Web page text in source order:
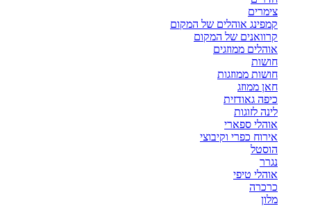
צימרים
קמפינג אוהלים של המקום
קרוואנים של המקום
אוהלים ממוזגים
חושות
חושות ממוזגות
חאן ממוזג
כיפה גאודזית
לינה לזוגות
אוהלי ספארי
אירוח כפרי וקיבוצי
הוסטל
נגרר
אוהלי טיפי
כרכרה
מלון